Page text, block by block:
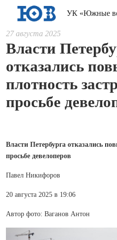
УК «Южные
27 августа 2025
Власти
отказались
плотность
просьбе
Власти Петербурга отказались
просьбе девелоперов
Павел Никифоров
20 августа 2025 в 19:06
Автор фото: Ваганов Антон